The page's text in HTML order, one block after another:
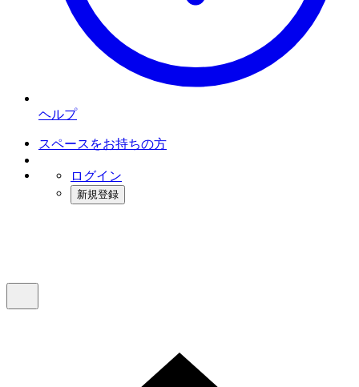
ヘルプ
スペースをお持ちの方
ログイン
新規登録